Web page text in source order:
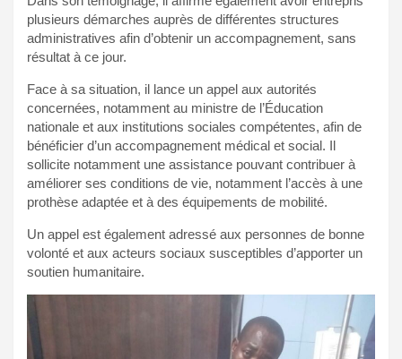
plusieurs démarches auprès de différentes structures
administratives afin d’obtenir un accompagnement, sans
résultat à ce jour.
Face à sa situation, il lance un appel aux autorités
concernées, notamment au ministre de l’Éducation
nationale et aux institutions sociales compétentes, afin de
bénéficier d’un accompagnement médical et social. Il
sollicite notamment une assistance pouvant contribuer à
améliorer ses conditions de vie, notamment l’accès à une
prothèse adaptée et à des équipements de mobilité.
Un appel est également adressé aux personnes de bonne
volonté et aux acteurs sociaux susceptibles d’apporter un
soutien humanitaire.